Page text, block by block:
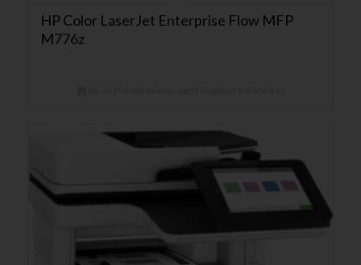
HP Color LaserJet Enterprise Flow MFP
M776z